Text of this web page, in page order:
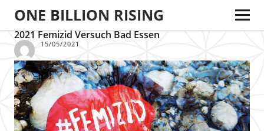
ONE BILLION RISING
2021 Femizid Versuch Bad Essen
15/05/2021